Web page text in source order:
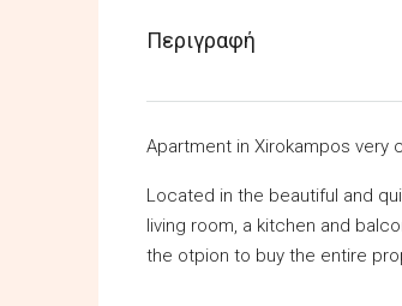
Περιγραφή
Apartment in Xirokampos very
Located in the beautiful and
living room, a kitchen and
the otpion to buy the entire